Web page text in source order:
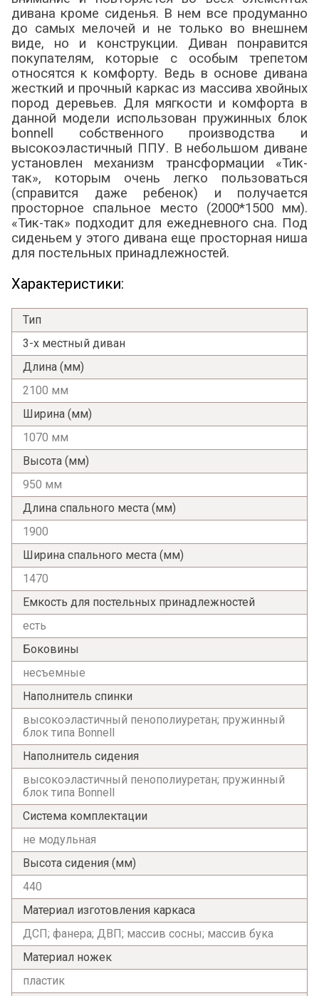
обработки персональных данных и
согласен на их обработку.
дивана кроме сиденья. В нем все продуманно
до самых мелочей и не только во внешнем
виде, но и конструкции. Диван понравится
покупателям, которые с особым трепетом
относятся к комфорту. Ведь в основе дивана
жесткий и прочный каркас из массива хвойных
пород деревьев. Для мягкости и комфорта в
данной модели использован пружинных блок
bonnell собственного производства и
высокоэластичный ППУ. В небольшом диване
установлен механизм трансформации «Тик-
так», которым очень легко пользоваться
(справится даже ребенок) и получается
просторное спальное место (2000*1500 мм).
«Тик-так» подходит для ежедневного сна. Под
сиденьем у этого дивана еще просторная ниша
для постельных принадлежностей.
Характеристики:
Тип
3-х местный диван
Длина (мм)
2100 мм
Ширина (мм)
1070 мм
Высота (мм)
950 мм
Длина спального места (мм)
1900
Ширина спального места (мм)
1470
Емкость для постельных принадлежностей
есть
Боковины
несъемные
Наполнитель спинки
высокоэластичный пенополиуретан; пружинный
блок типа Bonnell
Наполнитель сидения
высокоэластичный пенополиуретан; пружинный
блок типа Bonnell
Система комплектации
не модульная
Высота сидения (мм)
440
Материал изготовления каркаса
ДСП; фанера; ДВП; массив сосны; массив бука
Материал ножек
пластик